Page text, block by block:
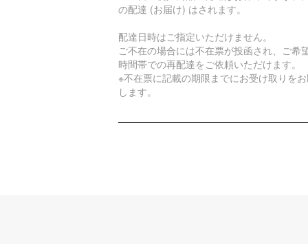
の配達 (お届け) はされます。
配達日時はご指定いただけません。
ご不在の場合には不在票が投函され、ご希
時間帯での再配達をご依頼いただけます。
※不在票に記載の期限までにお受け取りを
します。